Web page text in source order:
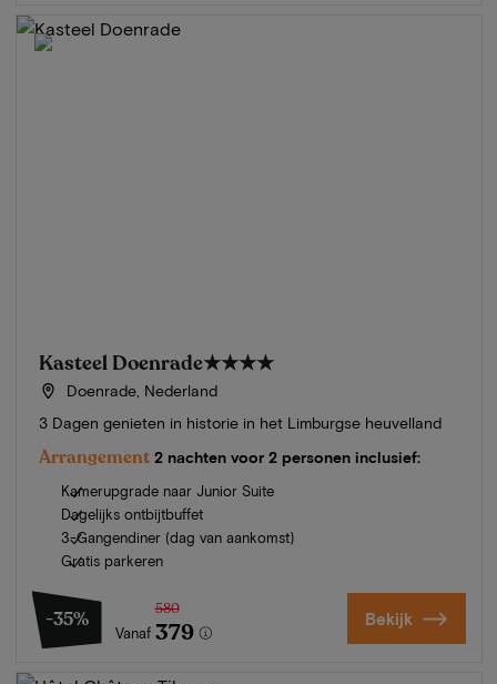
Kasteel Doenrade★★★★
Doenrade, Nederland
3 Dagen genieten in historie in het Limburgse heuvelland
Arrangement 2 nachten voor 2 personen inclusief:
Kamerupgrade naar Junior Suite
Dagelijks ontbijtbuffet
3-Gangendiner (dag van aankomst)
Gratis parkeren
-35%
Vanaf
580
379 Bekijk